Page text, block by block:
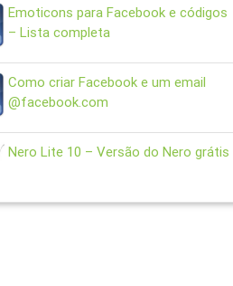
Emoticons para Facebook e códigos
– Lista completa
Como criar Facebook e um email
@facebook.com
Nero Lite 10 – Versão do Nero grátis